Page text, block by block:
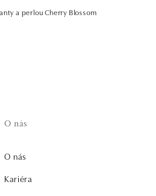
a perlou Cherry Blossom
O nás
O nás
Kariéra